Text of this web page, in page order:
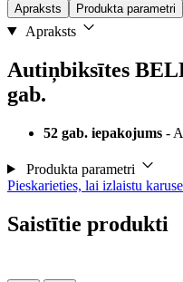
Apraksts Produkta parametri
Apraksts
Autiņbiksītes
gab.
52 gab. iepakojums -
Produkta parametri
Pieskarieties, lai izlaistu
Saistītie produkti